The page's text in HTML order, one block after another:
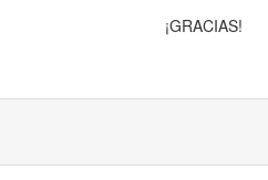
¡GRACIAS!